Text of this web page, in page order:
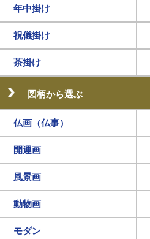
年中掛け
祝儀掛け
茶掛け
図柄から選ぶ
仏画（仏事）
開運画
風景画
動物画
モダン